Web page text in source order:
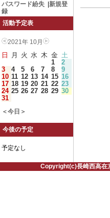
パスワード紛失
新規登
録
活動予定表
2021年 10月
日 月 火 水 木 金 土
1
2
3
4 5 6 7 8
9
10 11 12 13 14 15 16
17 18 19 20 21 22 23
24 25 26 27 28 29 30
31
＜今日＞
今後の予定
予定なし
Copyright(c)長崎西高